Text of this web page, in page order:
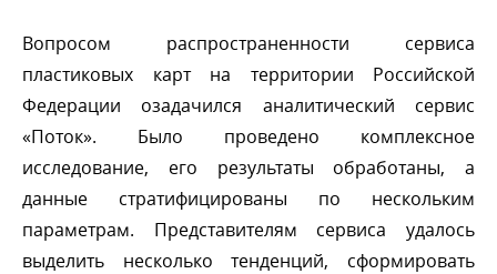
опросом распространенности сервиса
пластиковых карт на территории Российской
Федерации озадачился аналитический сервис
«Поток». Было проведено комплексное
исследование, его результаты обработаны, а
данные стратифицированы по нескольким
параметрам. Представителям сервиса удалось
ыделить несколько тенденций, сформировать